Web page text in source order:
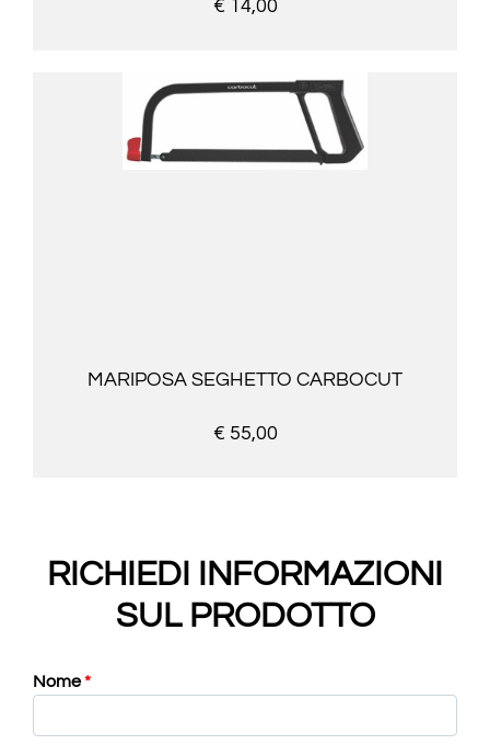
€ 14,00
MARIPOSA SEGHETTO CARBOCUT
€ 55,00
RICHIEDI INFORMAZIONI
SUL PRODOTTO
Nome*